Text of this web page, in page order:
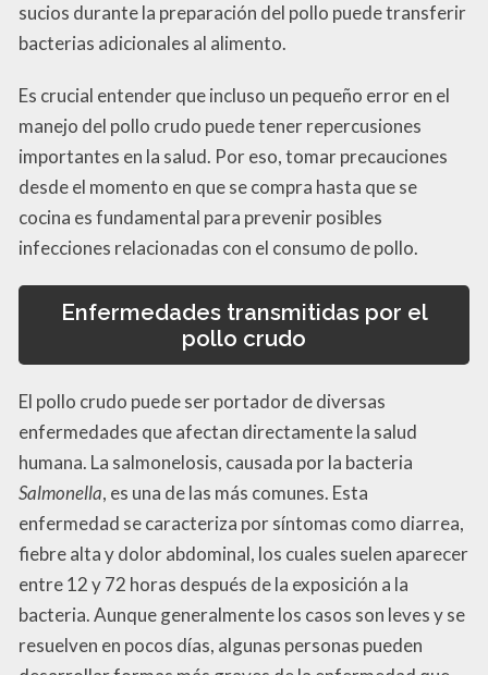
sucios durante la preparación del pollo puede transferir
bacterias adicionales al alimento.
Es crucial entender que incluso un pequeño error en el
manejo del pollo crudo puede tener repercusiones
importantes en la salud. Por eso, tomar precauciones
desde el momento en que se compra hasta que se
cocina es fundamental para prevenir posibles
infecciones relacionadas con el consumo de pollo.
Enfermedades transmitidas por el
pollo crudo
El pollo crudo puede ser portador de diversas
enfermedades que afectan directamente la salud
humana. La salmonelosis, causada por la bacteria
Salmonella, es una de las más comunes. Esta
enfermedad se caracteriza por síntomas como diarrea,
fiebre alta y dolor abdominal, los cuales suelen aparecer
entre 12 y 72 horas después de la exposición a la
bacteria. Aunque generalmente los casos son leves y se
resuelven en pocos días, algunas personas pueden